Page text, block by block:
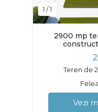
1 /1
2900 mp
Teren de
Vezi